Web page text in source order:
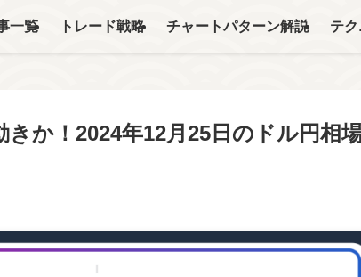
一覧 トレード戦略 チャートパターン解説 テ
か！2024年12月25日のドル円相